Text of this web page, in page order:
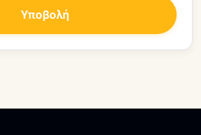
Υποβολή